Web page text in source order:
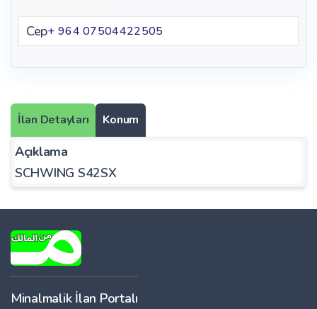
Cep+ 964 07504422505
İlan Detayları Konum
Açıklama
SCHWING S42SX
Minalmalik İlan Portalı